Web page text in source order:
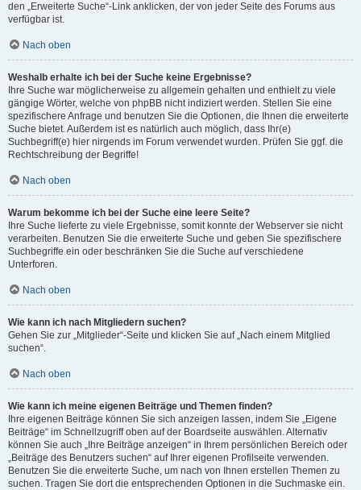
den „Erweiterte Suche“-Link anklicken, der von jeder Seite des Forums aus
verfügbar ist.
Nach oben
Weshalb erhalte ich bei der Suche keine Ergebnisse?
Ihre Suche war möglicherweise zu allgemein gehalten und enthielt zu viele
gängige Wörter, welche von phpBB nicht indiziert werden. Stellen Sie eine
spezifischere Anfrage und benutzen Sie die Optionen, die Ihnen die erweiterte
Suche bietet. Außerdem ist es natürlich auch möglich, dass Ihr(e)
Suchbegriff(e) hier nirgends im Forum verwendet wurden. Prüfen Sie ggf. die
Rechtschreibung der Begriffe!
Nach oben
Warum bekomme ich bei der Suche eine leere Seite?
Ihre Suche lieferte zu viele Ergebnisse, somit konnte der Webserver sie nicht
verarbeiten. Benutzen Sie die erweiterte Suche und geben Sie spezifischere
Suchbegriffe ein oder beschränken Sie die Suche auf verschiedene
Unterforen.
Nach oben
Wie kann ich nach Mitgliedern suchen?
Gehen Sie zur „Mitglieder“-Seite und klicken Sie auf „Nach einem Mitglied
suchen“.
Nach oben
Wie kann ich meine eigenen Beiträge und Themen finden?
Ihre eigenen Beiträge können Sie sich anzeigen lassen, indem Sie „Eigene
Beiträge“ im Schnellzugriff oben auf der Boardseite auswählen. Alternativ
können Sie auch „Ihre Beiträge anzeigen“ in Ihrem persönlichen Bereich oder
„Beiträge des Benutzers suchen“ auf Ihrer eigenen Profilseite verwenden.
Benutzen Sie die erweiterte Suche, um nach von Ihnen erstellen Themen zu
suchen. Tragen Sie dort die entsprechenden Optionen in die Suchmaske ein.